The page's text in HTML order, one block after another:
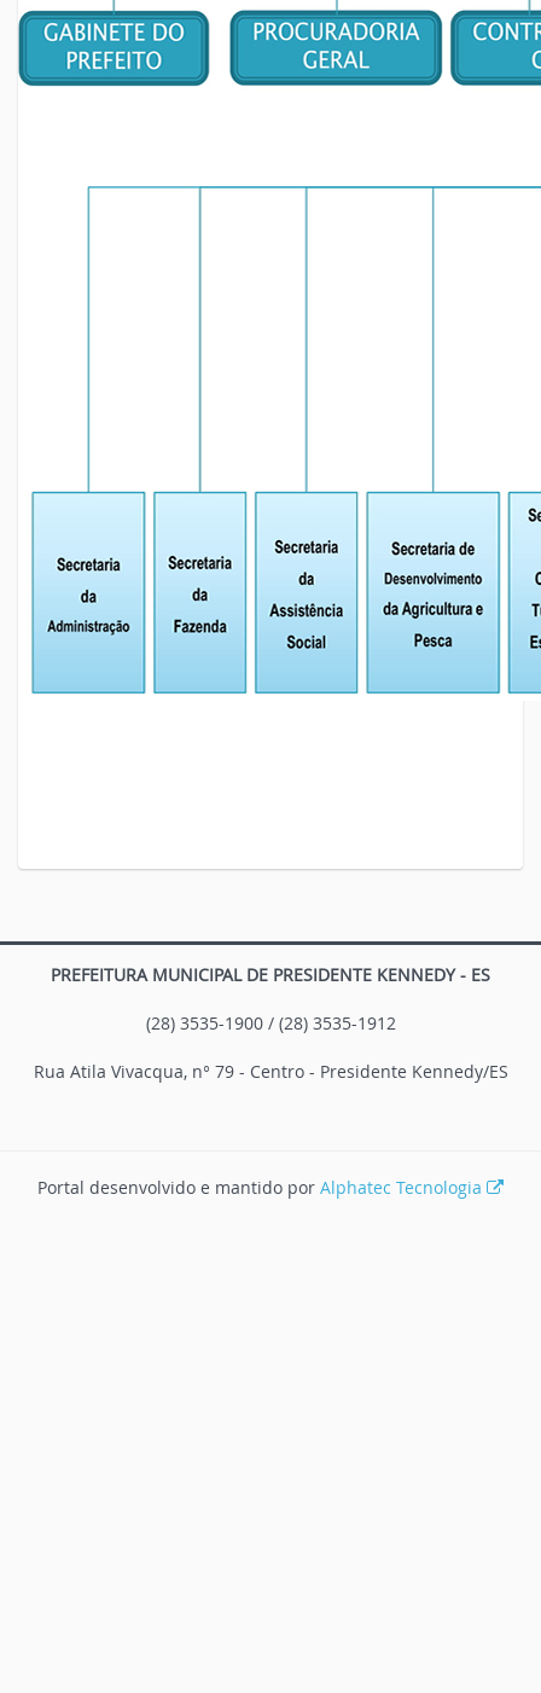
PREFEITURA MUNICIPAL DE PRESIDENTE KENNEDY - ES
(28) 3535-1900 / (28) 3535-1912
Rua Atila Vivacqua, n° 79 - Centro - Presidente Kennedy/ES
Portal desenvolvido e mantido por Alphatec Tecnologia